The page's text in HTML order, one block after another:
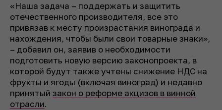
«Наша задача – поддержать и защитить
отечественного производителя, все это
привязав к месту произрастания винограда и
нахождения, чтобы были свои товарные знаки»,
– добавил он, заявив о необходимости
подготовить новую версию законопроекта, в
которой будут также учтены снижение НДС на
фрукты и ягоды (включая виноград) и недавно
принятый закон о реформе акцизов в винной
отрасли.